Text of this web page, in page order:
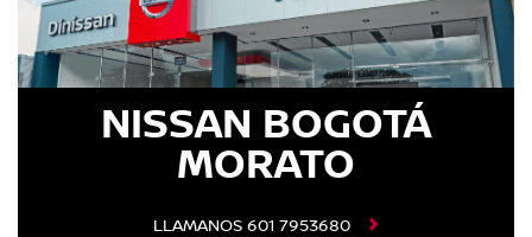
NISSAN BOGOTÁ
MORATO
LLAMANOS 601 7953680